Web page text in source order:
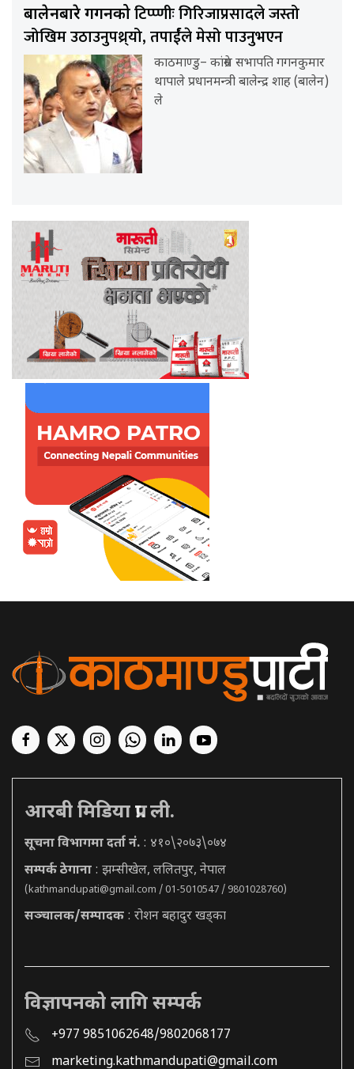
बालेनबारे गगनकोटिप्प्णीः गिरिजाप्रसादले जस्तो
जोखिम उठाउनुपथ्र्यो, तपार्ईंले मेसो पाउनुभएन
काठमाण्डु– कांग्रेस सभापति गगनकुमार
थापाले प्रधानमन्त्री बालेन्द्र शाह (बालेन)
ले
आरबी मिडिया प्रा. ली.
सूचना विभागमा दर्ता नं. : ४१०\२०७३\०७४
सम्पर्क ठेगाना : झम्सीखेल, ललितपुर, नेपाल
(kathmandupati@gmail.com / 01-5010547 / 9801028760)
सञ्चालक/सम्पादक : रोशन बहादुर खड्का
विज्ञापनको लागि सम्पर्क
+977 9851062648/9802068177
marketing.kathmandupati@gmail.com